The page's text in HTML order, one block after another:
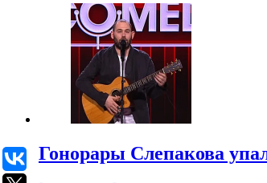
Гонорары Слепакова